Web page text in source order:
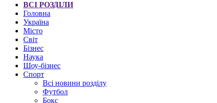
ВСІ РОЗДІЛИ
Головна
Україна
Місто
Світ
Бізнес
Наука
Шоу-бізнес
Спорт
Всі новини розділу
Футбол
Бокс